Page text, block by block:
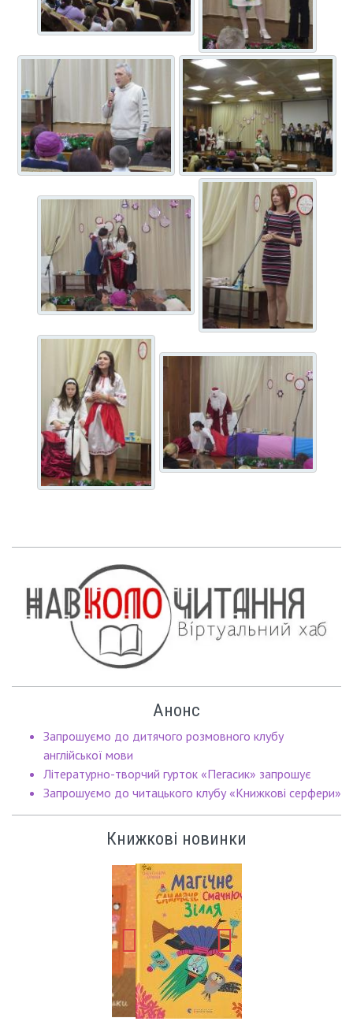
Анонс
Запрошуємо до дитячого розмовного клубу
англійської мови
Літературно-творчий гурток «Пегасик» запрошує
Запрошуємо до читацького клубу «Книжкові серфери»
Книжкові новинки